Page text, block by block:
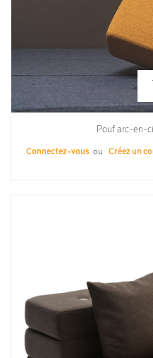
Pouf arc-en-
Connectez-vous ou Créez un